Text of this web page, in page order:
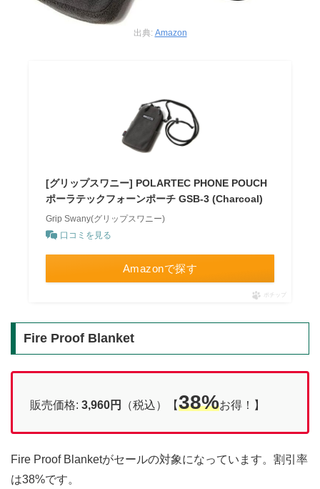
出典: Amazon
[グリップスワニー] POLARTEC PHONE POUCH
ポーラテックフォーンポーチ GSB-3 (Charcoal)
Grip Swany(グリップスワニー)
口コミを見る
Amazonで探す
ポチップ
Fire Proof Blanket
販売価格: 3,960円 （税込）【38%お得！】
Fire Proof Blanketがセールの対象になっています。割引率
は38%です。